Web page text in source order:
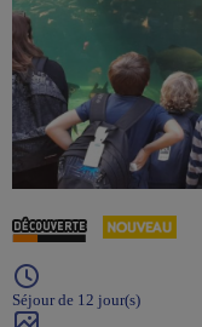
Séjour de 12 jour(s)